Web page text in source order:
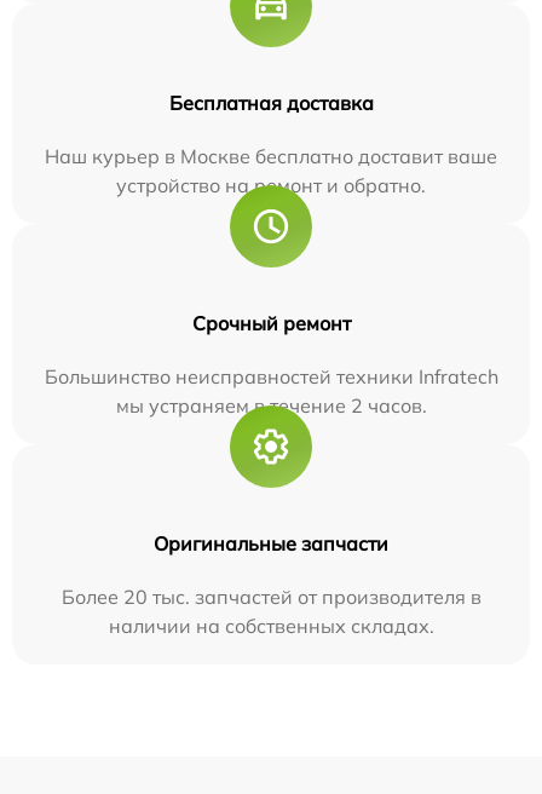
Бесплатная доставка
Наш курьер в Москве бесплатно доставит ваше
устройство на ремонт и обратно.
Срочный ремонт
Большинство неисправностей техники Infratech
мы устраняем в течение 2 часов.
Оригинальные запчасти
Более 20 тыс. запчастей от производителя в
наличии на собственных складах.